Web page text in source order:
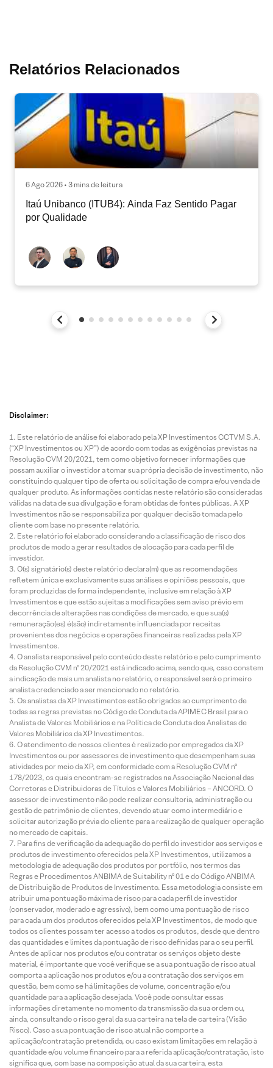
Relatórios Relacionados
6 Ago 2026 • 3 mins de leitura
Itaú Unibanco (ITUB4): Ainda Faz Sentido Pagar
por Qualidade
Disclaimer:
Este relatório de análise foi elaborado pela XP Investimentos CCTVM S.A.
(“XP Investimentos ou XP”) de acordo com todas as exigências previstas na
Resolução CVM 20/2021, tem como objetivo fornecer informações que
possam auxiliar o investidor a tomar sua própria decisão de investimento, não
constituindo qualquer tipo de oferta ou solicitação de compra e/ou venda de
qualquer produto. As informações contidas neste relatório são consideradas
válidas na data de sua divulgação e foram obtidas de fontes públicas. A XP
Investimentos não se responsabiliza por qualquer decisão tomada pelo
cliente com base no presente relatório.
Este relatório foi elaborado considerando a classificação de risco dos
produtos de modo a gerar resultados de alocação para cada perfil de
investidor.
O(s) signatário(s) deste relatório declara(m) que as recomendações
refletem única e exclusivamente suas análises e opiniões pessoais, que
foram produzidas de forma independente, inclusive em relação à XP
Investimentos e que estão sujeitas a modificações sem aviso prévio em
decorrência de alterações nas condições de mercado, e que sua(s)
remuneração(es) é(são) indiretamente influenciada por receitas
provenientes dos negócios e operações financeiras realizadas pela XP
Investimentos.
O analista responsável pelo conteúdo deste relatório e pelo cumprimento
da Resolução CVM nº 20/2021 está indicado acima, sendo que, caso constem
a indicação de mais um analista no relatório, o responsável será o primeiro
analista credenciado a ser mencionado no relatório.
Os analistas da XP Investimentos estão obrigados ao cumprimento de
todas as regras previstas no Código de Conduta da APIMEC Brasil para o
Analista de Valores Mobiliários e na Política de Conduta dos Analistas de
Valores Mobiliários da XP Investimentos.
O atendimento de nossos clientes é realizado por empregados da XP
Investimentos ou por assessores de investimento que desempenham suas
atividades por meio da XP, em conformidade com a Resolução CVM nº
178/2023, os quais encontram-se registrados na Associação Nacional das
Corretoras e Distribuidoras de Títulos e Valores Mobiliários – ANCORD. O
assessor de investimento não pode realizar consultoria, administração ou
gestão de patrimônio de clientes, devendo atuar como intermediário e
solicitar autorização prévia do cliente para a realização de qualquer operação
no mercado de capitais.
Para fins de verificação da adequação do perfil do investidor aos serviços e
produtos de investimento oferecidos pela XP Investimentos, utilizamos a
metodologia de adequação dos produtos por portfólio, nos termos das
Regras e Procedimentos ANBIMA de Suitability nº 01 e do Código ANBIMA
de Distribuição de Produtos de Investimento. Essa metodologia consiste em
atribuir uma pontuação máxima de risco para cada perfil de investidor
(conservador, moderado e agressivo), bem como uma pontuação de risco
para cada um dos produtos oferecidos pela XP Investimentos, de modo que
todos os clientes possam ter acesso a todos os produtos, desde que dentro
das quantidades e limites da pontuação de risco definidas para o seu perfil.
Antes de aplicar nos produtos e/ou contratar os serviços objeto deste
material, é importante que você verifique se a sua pontuação de risco atual
comporta a aplicação nos produtos e/ou a contratação dos serviços em
questão, bem como se há limitações de volume, concentração e/ou
quantidade para a aplicação desejada. Você pode consultar essas
informações diretamente no momento da transmissão da sua ordem ou,
ainda, consultando o risco geral da sua carteira na tela de carteira (Visão
Risco). Caso a sua pontuação de risco atual não comporte a
aplicação/contratação pretendida, ou caso existam limitações em relação à
quantidade e/ou volume financeiro para a referida aplicação/contratação, isto
significa que, com base na composição atual da sua carteira, esta